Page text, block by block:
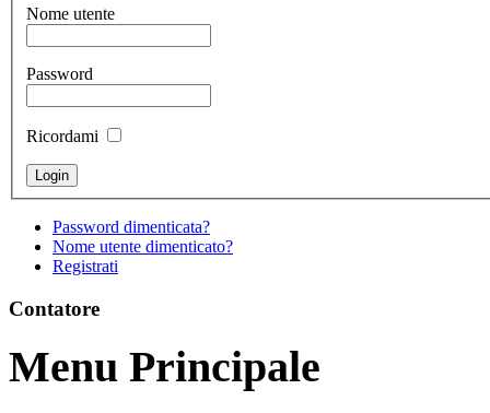
Nome utente
Password
Ricordami
Password dimenticata?
Nome utente dimenticato?
Registrati
Contatore
Menu Principale